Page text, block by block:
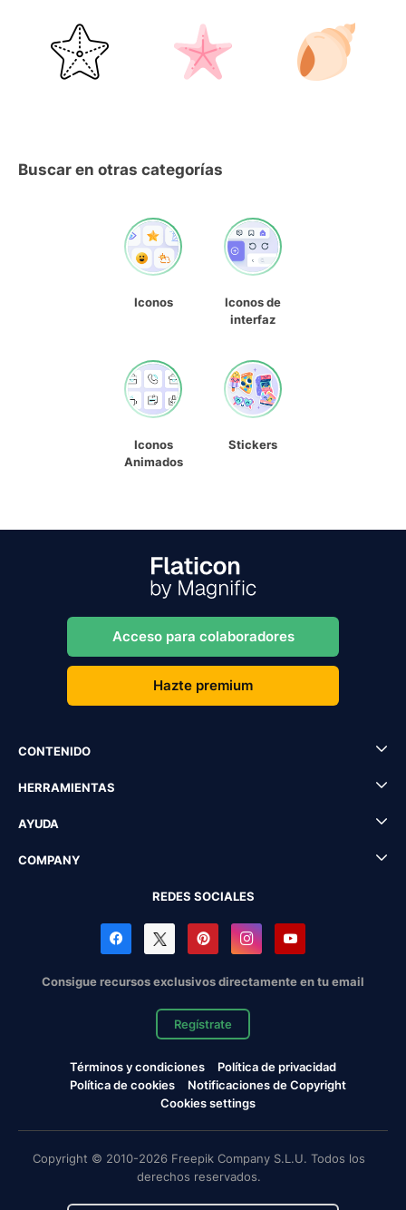
Buscar en otras categorías
Iconos
Iconos de
interfaz
Iconos
Animados
Stickers
Acceso para colaboradores
Hazte premium
CONTENIDO
HERRAMIENTAS
AYUDA
COMPANY
REDES SOCIALES
Consigue recursos exclusivos directamente en tu email
Regístrate
Términos y condiciones
Política de privacidad
Política de cookies
Notificaciones de Copyright
Cookies settings
Copyright © 2010-2026 Freepik Company S.L.U. Todos los
derechos reservados.